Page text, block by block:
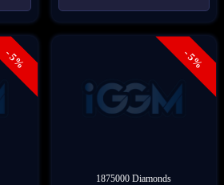
- 5% - 5%
1875000 Diamonds